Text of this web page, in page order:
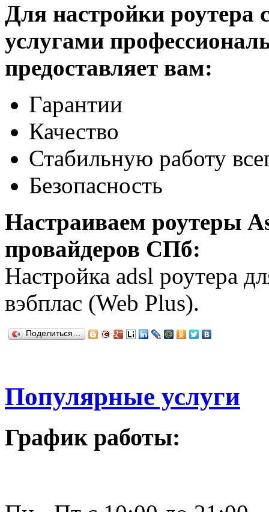
Для настройки роутера
услугами
предоставляет вам:
Гарантии
Качество
Стабильную работу
Безопасность
Настраиваем роутеры
провайдеров СПб:
Настройка adsl роутера
вэбплас (Web Plus).
Поделиться…
Популярные услуги
График работы: